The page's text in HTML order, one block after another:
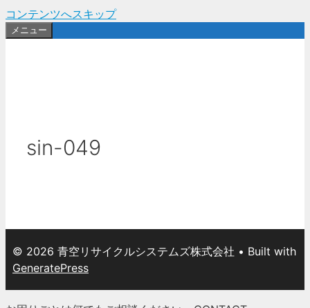
コンテンツへスキップ
メニュー
sin-049
© 2026 青空リサイクルシステムズ株式会社 • Built with
GeneratePress